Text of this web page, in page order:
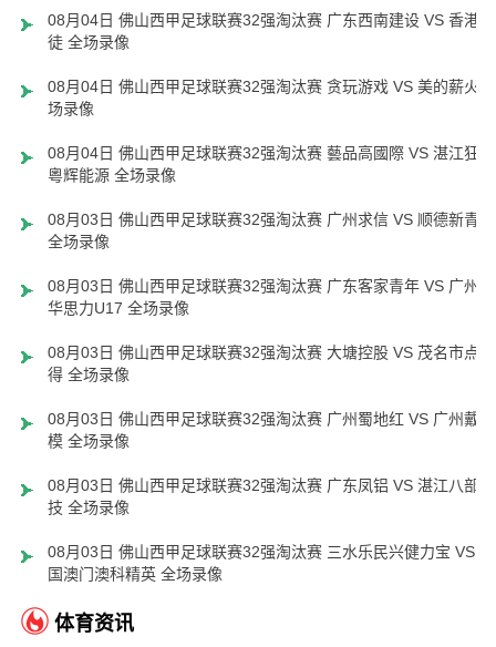
08月04日 佛山西甲足球联赛32强淘汰赛 广东西南建设 VS 香港圣
徒 全场录像
08月04日 佛山西甲足球联赛32强淘汰赛 贪玩游戏 VS 美的薪火
场录像
08月04日 佛山西甲足球联赛32强淘汰赛 藝品高國際 VS 湛江狂狼
粵辉能源 全场录像
08月03日 佛山西甲足球联赛32强淘汰赛 广州求信 VS 顺德新青年
全场录像
08月03日 佛山西甲足球联赛32强淘汰赛 广东客家青年 VS 广州英
华思力U17 全场录像
08月03日 佛山西甲足球联赛32强淘汰赛 大塘控股 VS 茂名市点都
得 全场录像
08月03日 佛山西甲足球联赛32强淘汰赛 广州蜀地红 VS 广州戴拿
模 全场录像
08月03日 佛山西甲足球联赛32强淘汰赛 广东凤铝 VS 湛江八部科
技 全场录像
08月03日 佛山西甲足球联赛32强淘汰赛 三水乐民兴健力宝 VS 中
国澳门澳科精英 全场录像
体育资讯